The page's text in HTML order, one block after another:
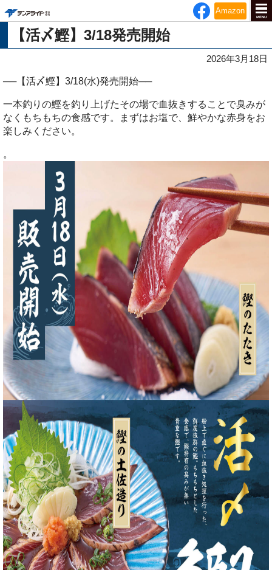
Amazon
MENU
【活〆鰹】3/18発売開始
2026年3月18日
──【活〆鰹】3/18(水)発売開始──
一本釣りの鰹を釣り上げたその場で血抜きすることで臭みが
なくもちもちの食感です。まずはお塩で、鮮やかな赤身をお
楽しみください。
。